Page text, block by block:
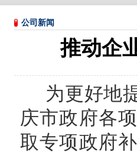
公司新闻
推动企
为更好地
庆市政府各
取专项政府